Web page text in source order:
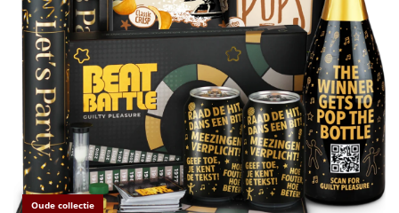
€75 tot €100
€100 en hoger
Alle kerstpakketten 2026
Thema
Origineel
Oude collectie